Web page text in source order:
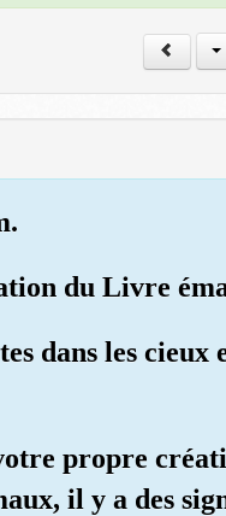
du Livre
dans les cieux
propre
il y a des